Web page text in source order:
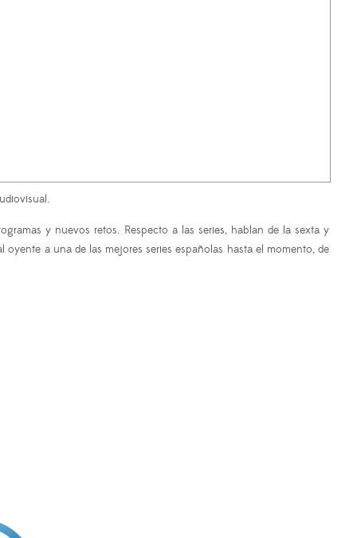
y nuevos retos. Respecto a las series, hablan de la sexta y
a una de las mejores series españolas hasta el momento, de